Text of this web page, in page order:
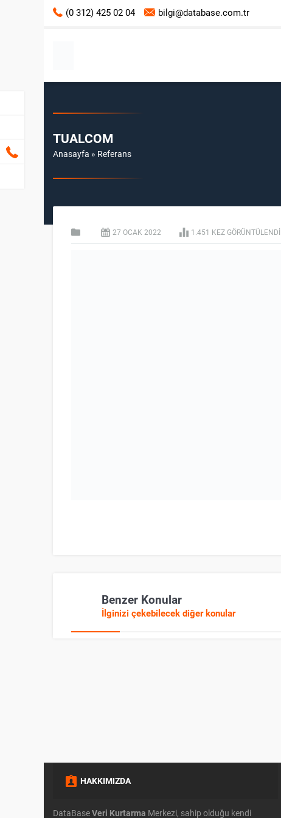
(0 312) 425 02 04 bilgi@database.com.tr
TUALCOM
Anasayfa » Referans
27 OCAK 2022 1.451 KEZ GÖRÜNTÜLENDI
Benzer Konular
İlginizi çekebilecek diğer konular
HAKKIMIZDA
DataBaseVeri Kurtarma Merkezi, sahip olduğu kendi